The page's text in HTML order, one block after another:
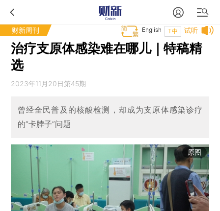
财新周刊 试听
T中
English
治疗支原体感染难在哪儿｜特稿精
选
2023年11月20日第45期
曾经全民普及的核酸检测，却成为支原体感染诊疗
的“卡脖子”问题
原图